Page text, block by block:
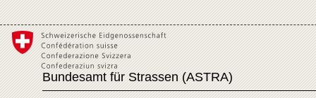
Bundesamt für Strassen (ASTRA)